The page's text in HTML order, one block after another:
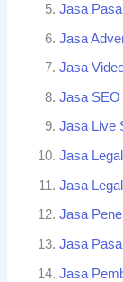
Jasa
Jasa
Jasa
Jasa SEO
Jasa Live
Jasa
Jasa
Jasa
Jasa
Jasa